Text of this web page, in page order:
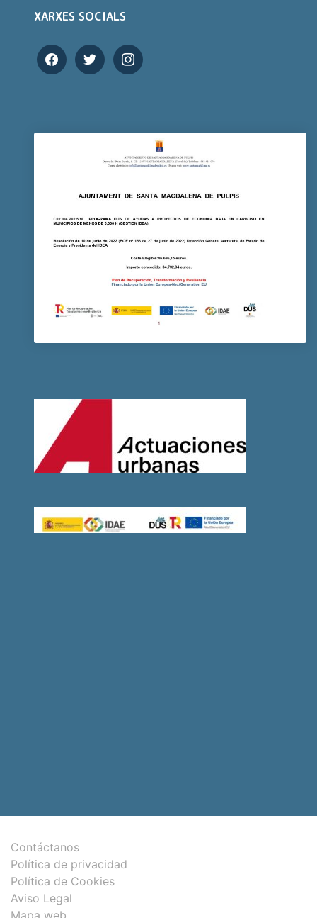
XARXES SOCIALS
facebooktwitter instagram
Contáctanos
Política de privacidad
Política de Cookies
Aviso Legal
Mapa web